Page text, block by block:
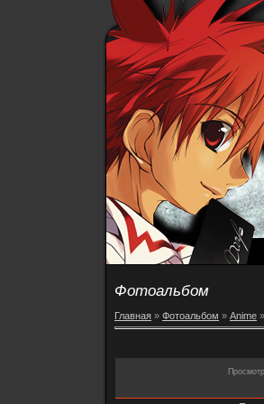
Фотоальбом
Главная » Фотоальбом » Anime »